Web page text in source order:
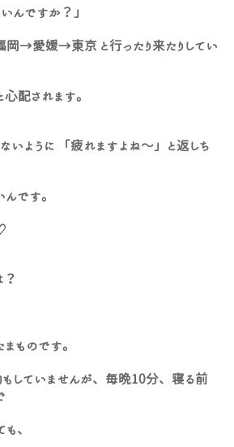
んですか？」
→愛媛→東京 と行ったり来たりしてい
心配されます。
いように 「疲れますよね〜」と返しち
です。
？
ものです。
もしていませんが、毎晩10分、寝る前
、